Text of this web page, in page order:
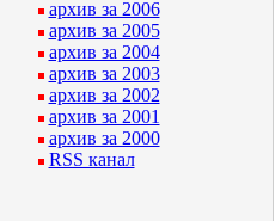
архив за 2006
архив за 2005
архив за 2004
архив за 2003
архив за 2002
архив за 2001
архив за 2000
RSS канал